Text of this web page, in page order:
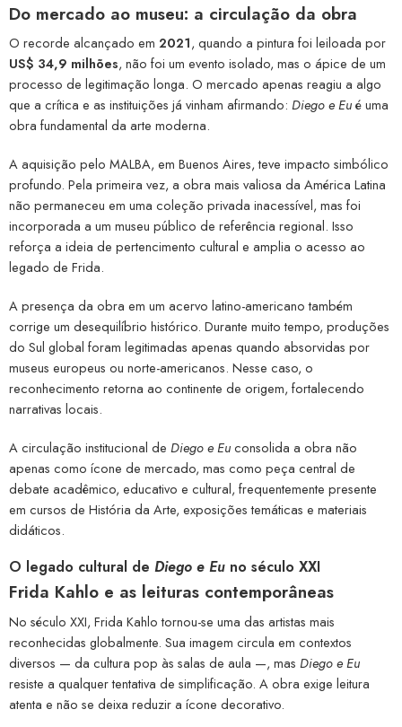
Do mercado ao museu: a circulação da obra
O recorde alcançado em 2021, quando a pintura foi leiloada por
US$ 34,9 milhões, não foi um evento isolado, mas o ápice de um
processo de legitimação longa. O mercado apenas reagiu a algo
que a crítica e as instituições já vinham afirmando: Diego e Eué uma
obra fundamental da arte moderna.
A aquisição pelo MALBA, em Buenos Aires, teve impacto simbólico
profundo. Pela primeira vez, a obra mais valiosa da América Latina
não permaneceu em uma coleção privada inacessível, mas foi
incorporada a um museu público de referência regional. Isso
reforça a ideia de pertencimento cultural e amplia o acesso ao
legado de Frida.
A presença da obra em um acervo latino-americano também
corrige um desequilíbrio histórico. Durante muito tempo, produções
do Sul global foram legitimadas apenas quando absorvidas por
museus europeus ou norte-americanos. Nesse caso, o
reconhecimento retorna ao continente de origem, fortalecendo
narrativas locais.
A circulação institucional de Diego e Euconsolida a obra não
apenas como ícone de mercado, mas como peça central de
debate acadêmico, educativo e cultural, frequentemente presente
em cursos de História da Arte, exposições temáticas e materiais
didáticos.
O legado cultural de Diego e Eu no século XXI
Frida Kahlo e as leituras contemporâneas
No século XXI, Frida Kahlo tornou-se uma das artistas mais
reconhecidas globalmente. Sua imagem circula em contextos
diversos — da cultura pop às salas de aula —, mas Diego e Eu
resiste a qualquer tentativa de simplificação. A obra exige leitura
atenta e não se deixa reduzir a ícone decorativo.